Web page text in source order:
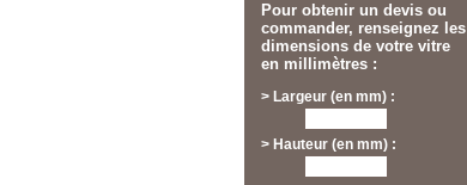
Pour obtenir un devis ou
commander, renseignez les
dimensions de votre vitre
en millimètres :
> Largeur (en mm) :
> Hauteur (en mm) :